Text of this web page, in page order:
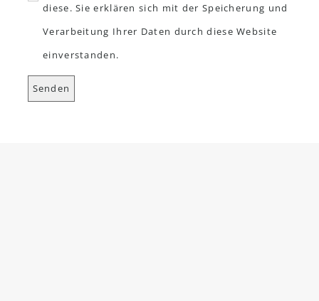
diese. Sie erklären sich mit der Speicherung und
Verarbeitung Ihrer Daten durch diese Website
einverstanden.